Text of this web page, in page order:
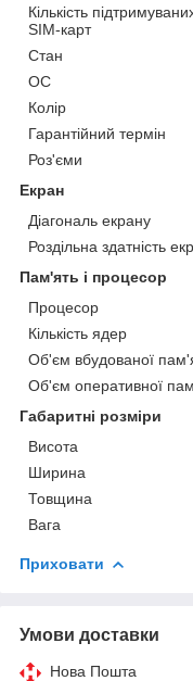
Кількість
SIM-карт
Стан
ОС
Колір
Гарантійний термін
Роз'єми
Екран
Діагональ екрану
Роздільна здатність
Пам'ять і процесор
Процесор
Кількість ядер
Об'єм вбудованої
Об'єм оперативної
Габаритні розміри
Висота
Ширина
Товщина
Вага
Приховати
Умови доставки
Нова Пошта